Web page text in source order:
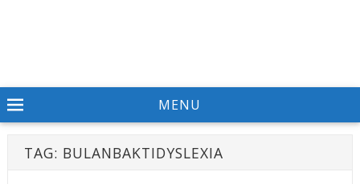
MENU
TAG: BULANBAKTIDYSLEXIA